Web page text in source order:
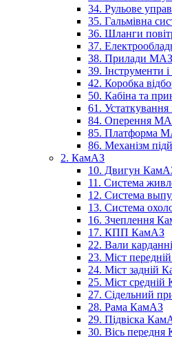
34. Рульове
35. Гальмівна
36. Шланги
37.
38. Прилади МАЗ
39. Інструменти
42. Коробка
50. Кабіна та
61.
84. Оперення
85. Платформа
86. Механізм
2. КамАЗ
10. Двигун
11. Система
12. Система
13. Система
16. Зчеплення
17. КПП КамАЗ
22. Вали
23. Міст
24. Міст задній
25. Міст
27. Сідельний
28. Рама КамАЗ
29. Підвіска
30. Вісь